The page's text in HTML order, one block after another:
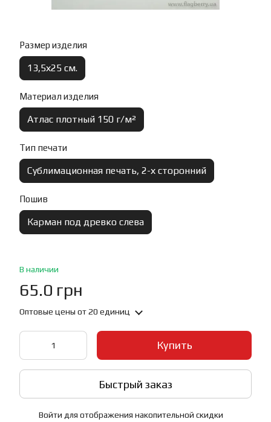
Размер изделия
13,5х25 см.
Материал изделия
Атлас плотный 150 г/м²
Тип печати
Сублимационная печать, 2-х сторонний
Пошив
Карман под древко слева
В наличии
65.0 грн
Оптовые цены от 20 единиц
Купить
Быстрый заказ
Войти для отображения накопительной скидки